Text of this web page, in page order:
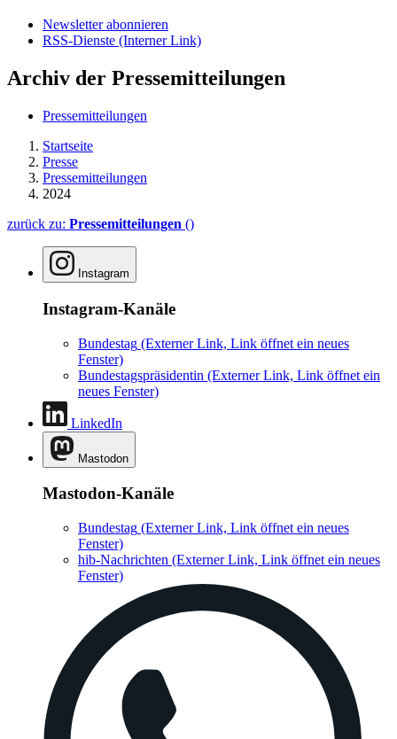
Newsletter abonnieren
RSS-Dienste (Interner Link)
Archiv der Pressemitteilungen
Pressemitteilungen
Startseite
Presse
Pressemitteilungen
2024
zurück zu: Pressemitteilungen ()
Instagram
Instagram-Kanäle
Bundestag (Externer Link, Link öffnet ein neues
Fenster)
Bundestagspräsidentin (Externer Link, Link öffnet ein
neues Fenster)
LinkedIn
Mastodon
Mastodon-Kanäle
Bundestag (Externer Link, Link öffnet ein neues
Fenster)
hib-Nachrichten (Externer Link, Link öffnet ein neues
Fenster)